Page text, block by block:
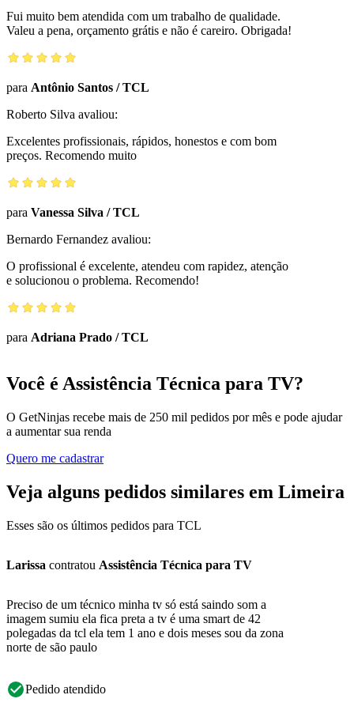
Fui muito bem atendida com um trabalho de qualidade.
Valeu a pena, orçamento grátis e não é careiro. Obrigada!
para Antônio Santos /TCL
Roberto Silva avaliou:
Excelentes profissionais, rápidos, honestos e com bom
preços. Recomendo muito
para Vanessa Silva /TCL
Bernardo Fernandez avaliou:
O profissional é excelente, atendeu com rapidez, atenção
e solucionou o problema. Recomendo!
para Adriana Prado /TCL
Você é Assistência Técnica para TV?
O GetNinjas recebe mais de 250 mil pedidos por mês e pode ajudar
a aumentar sua renda
Quero me cadastrar
Veja alguns pedidos similares em Limeira
Esses são os últimos pedidos para TCL
Larissa contratou Assistência Técnica para TV
Preciso de um técnico minha tv só está saindo som a
imagem sumiu ela fica preta a tv é uma smart de 42
polegadas da tcl ela tem 1 ano e dois meses sou da zona
norte de são paulo
Pedido atendido